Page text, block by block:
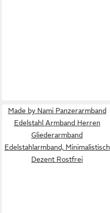
Made by Nami Panzerarmband
Edelstahl Armband Herren
Gliederarmband
Edelstahlarmband, Minimalistisch
Dezent Rostfrei